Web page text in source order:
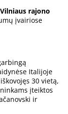
rajono
įvairiose
Italijoje
30 vietą,
įteiktos
ir